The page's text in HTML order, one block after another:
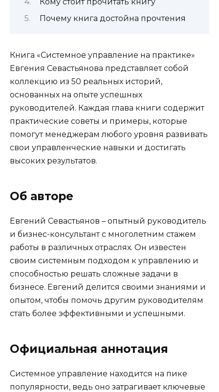
Кому стоит прочитать книгу
Почему книга достойна прочтения
Книга «Системное управление на практике»
Евгения Севастьянова представляет собой
коллекцию из 50 реальных историй,
основанных на опыте успешных
руководителей. Каждая глава книги содержит
практические советы и примеры, которые
помогут менеджерам любого уровня развивать
свои управленческие навыки и достигать
высоких результатов.
Об авторе
Евгений Севастьянов – опытный руководитель
и бизнес-консультант с многолетним стажем
работы в различных отраслях. Он известен
своим системным подходом к управлению и
способностью решать сложные задачи в
бизнесе. Евгений делится своими знаниями и
опытом, чтобы помочь другим руководителям
стать более эффективными и успешными.
Официальная аннотация
Системное управление находится на пике
популярности, ведь оно затрагивает ключевые